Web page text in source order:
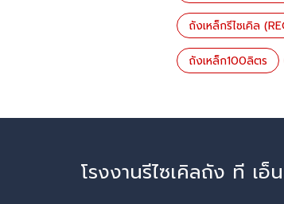
ถังเหล็กรีไซเคิล
ถังเหล็ก100ลิตร
โรงงานรีไซเคิลถัง ที เอ็